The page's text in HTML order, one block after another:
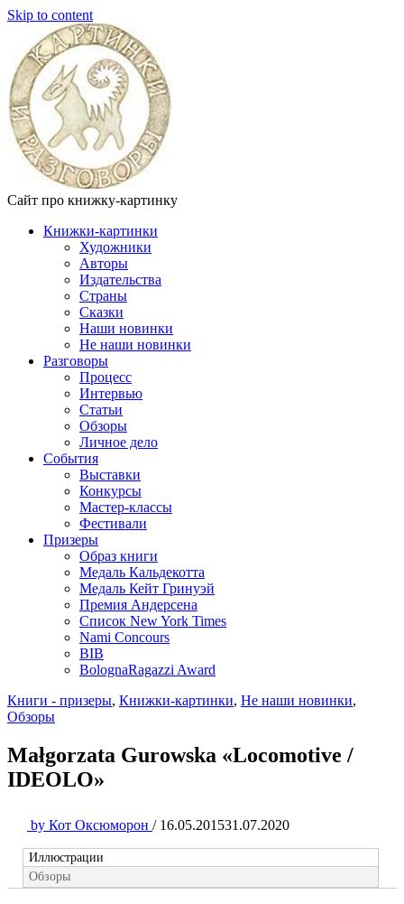
Skip to content
Сайт про книжку-картинку
Книжки-картинки
Художники
Авторы
Издательства
Страны
Сказки
Наши новинки
Не наши новинки
Разговоры
Процесс
Интервью
Статьи
Обзоры
Личное дело
События
Выставки
Конкурсы
Мастер-классы
Фестивали
Призеры
Образ книги
Медаль Кальдекотта
Медаль Кейт Гринуэй
Премия Андерсена
Список New York Times
Nami Concours
BIB
BolognaRagazzi Award
Книги - призеры, Книжки-картинки, Не наши новинки,
Обзоры
Małgorzata Gurowska «Locomotive /
IDEOLO»
by Кот Оксюморон / 16.05.201531.07.2020
Иллюстрации
Обзоры